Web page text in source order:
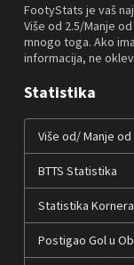
FootyStats je vaš
Više od 2.5/Manje
mnogo toga. Ako
informacija, ne
Statistika
Više od/ Manje od
BTTS Statistika
Statistika Kornera
Postigao Gol u